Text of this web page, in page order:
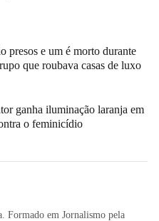
presos e um é morto durante
que roubava casas de luxo
ganha iluminação laranja em
o feminicídio
Formado em Jornalismo pela